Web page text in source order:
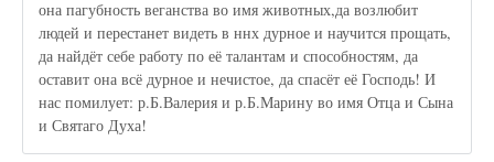
она пагубность веганства во имя животных,да возлюбит
людей и перестанет видеть в ннх дурное и научится прощать,
да найдёт себе работу по её талантам и способностям, да
оставит она всё дурное и нечистое, да спасёт её Господь! И
нас помилует: р.Б.Валерия и р.Б.Марину во имя Отца и Сына
и Святаго Духа!